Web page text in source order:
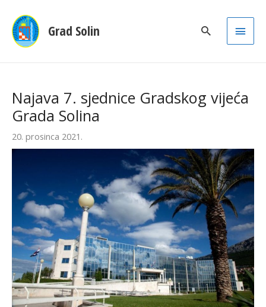
Grad Solin
Main
Najava 7. sjednice Gradskog vijeća
Grada Solina
20. prosinca 2021.